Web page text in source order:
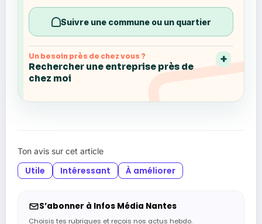
Suivre une commune ou un quartier
Un besoin près de chez vous ?
Rechercher une entreprise près de
chez moi
Ton avis sur cet article
Utile Intéressant À améliorer
S’abonner à Infos Média Nantes
Choisis tes rubriques et reçois nos actus hebdo.